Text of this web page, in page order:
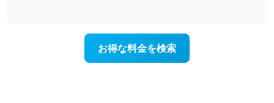
お得な料金を検索